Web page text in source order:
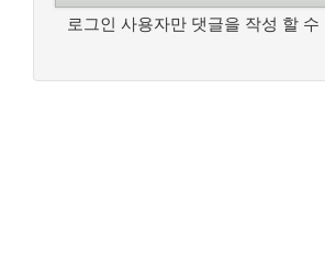
로그인 사용자만 댓글을 작성 할 수